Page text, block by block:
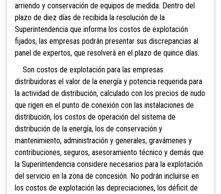
arriendo y conservación de equipos de medida. Dentro del
plazo de diez días de recibida la resolución de la
Superintendencia que informa los costos de explotación
fijados, las empresas podrán presentar sus discrepancias al
panel de expertos, que resolverá en el plazo de quince días.
Son costos de explotación para las empresas
distribuidoras el valor de la energía y potencia requerida para
la actividad de distribución, calculado con los precios de nudo
que rigen en el punto de conexión con las instalaciones de
distribución, los costos de operación del sistema de
distribución de la energía, los de conservación y
mantenimiento, administración y generales, gravámenes y
contribuciones, seguros, asesoramiento técnico y demás que
la Superintendencia considere necesarios para la explotación
del servicio en la zona de concesión. No podrán incluirse en
los costos de explotación las depreciaciones, los déficit de